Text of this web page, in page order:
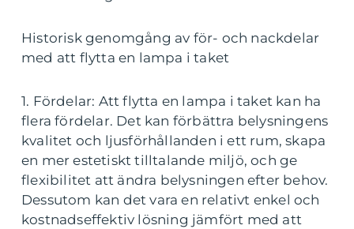
Historisk genomgång av för- och nackdelar
med att flytta en lampa i taket
1. Fördelar: Att flytta en lampa i taket kan ha
flera fördelar. Det kan förbättra belysningens
kvalitet och ljusförhållanden i ett rum, skapa
en mer estetiskt tilltalande miljö, och ge
flexibilitet att ändra belysningen efter behov.
Dessutom kan det vara en relativt enkel och
kostnadseffektiv lösning jämfört med att